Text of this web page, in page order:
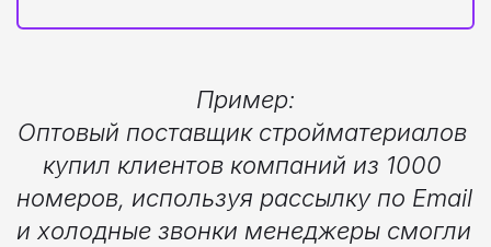
Пример:
Оптовый поставщик стройматериалов
купил клиентов компаний из 1000
номеров, используя рассылку по Email
и холодные звонки менеджеры смогли